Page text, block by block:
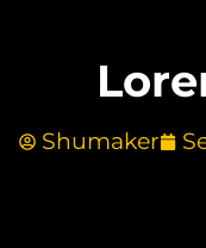
Shumaker